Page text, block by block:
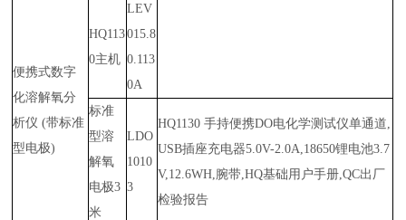
便携式数字
化溶解氧分
析仪 (带标准
型电极)
HQ113
0主机
LEV
015.8
0.113
0A
标准
型溶
解氧
电极3
米
LDO
1010
3
HQ1130手持便携DO电化学测试仪单通道,
USB插座充电器5.0V-2.0A,18650锂电池3.7
V,12.6WH,腕带,HQ基础用户手册,QC出厂
检验报告